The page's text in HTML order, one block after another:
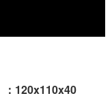
：120x110x40